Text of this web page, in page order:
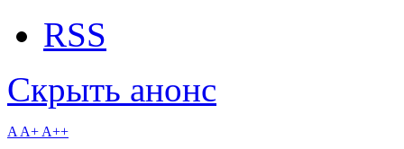
RSS
Скрыть анонс
A A+ A++